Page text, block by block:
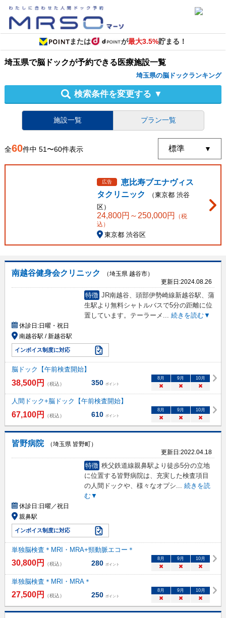
または が最大3.5%貯まる！
埼玉県で脳ドックが予約できる医療施設一覧
埼玉県の脳ドックランキング
検索条件を変更する ▼
施設一覧 プラン一覧
全60件中 51〜60件表示
広告
恵比寿ブエナヴィス
タクリニック
（東京都 渋谷
区）
24,800円～250,000円
（税
込）
東京都 渋谷区
南越谷健身会クリニック
（埼玉県 越谷市）
更新日:2024.08.26
特徴 JR南越谷、頭部伊勢崎線新越谷駅、蒲
生駅より無料シャトルバスで5分の距離に位
置しています。テーラーメ ... 続きを読む▼
休診日:日曜・祝日
南越谷駅 / 新越谷駅
インボイス制度に対応
脳ドック【午前検査開始】
38,500円 （税込） 350 ポイント
8月 9月 10月
× × ×
人間ドック+脳ドック【午前検査開始】
67,100円 （税込） 610 ポイント
8月 9月 10月
× × ×
皆野病院
（埼玉県 皆野町）
更新日:2022.04.18
特徴 秩父鉄道線親鼻駅より徒歩5分の立地
に位置する皆野病院は、充実した検査項目
の人間ドックや、様々なオプシ
続きを読
む▼
休診日:日曜／祝日
親鼻駅
インボイス制度に対応
単独脳検査＊MRI・MRA+頸動脈エコー＊
30,800円 （税込） 280 ポイント
8 月 9 月 10月
× × ×
単独脳検査＊MRI・MRA＊
27,500円 （税込） 250 ポイント
8 月 9 月 10月
× × ×